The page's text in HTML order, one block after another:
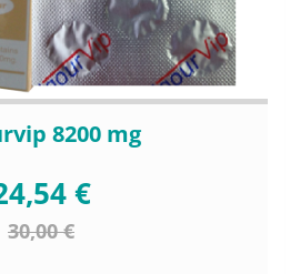
8200 mg
€
30,00 €